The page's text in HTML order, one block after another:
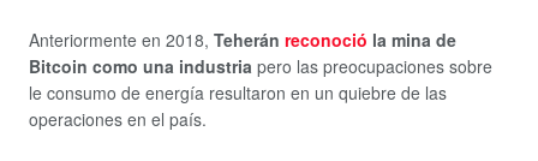
Anteriormente en 2018, Teherán reconoció la mina de
Bitcoin como una industria pero las preocupaciones sobre
le consumo de energía resultaron en un quiebre de las
operaciones en el país.